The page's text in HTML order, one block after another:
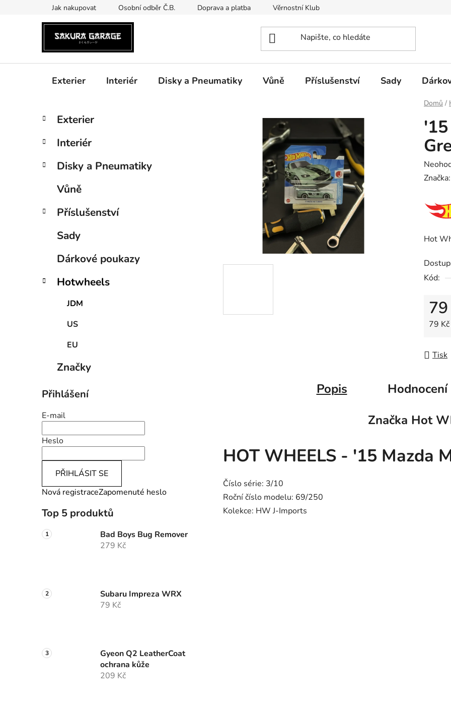
Jak nakupovat Osobní odběr Č.B. Doprava a platba Věrnostní Klub
Exterier Interiér Disky a Pneumatiky Vůně Příslušenství Sady
Domů /
P
s
r
n
í
l
Přeskočit
kategorie
K
a
e
o
Exterier
Interiér
Disky a Pneumatiky
Vůně
Příslušenství
Sady
Dárkové poukazy
Hotwheels
JDM
US
EU
Značky
Přihlášení
E-mail
Heslo
PŘIHLÁSIT SE
Nová registraceZapomenuté heslo
Top 5 produktů
Bad Boys Bug Remover
279 Kč
Subaru Impreza WRX
79 Kč
Gyeon Q2 LeatherCoat
ochrana kůže
209 Kč
je
0,0
Značka:
Hot
Kód:
79
Tisk
Popis Hodnocení
Značka Hot
HOT WHEELS - '15 Mazda
Číslo série: 3/10
Roční číslo modelu: 69/250
Kolekce: HW J-Imports